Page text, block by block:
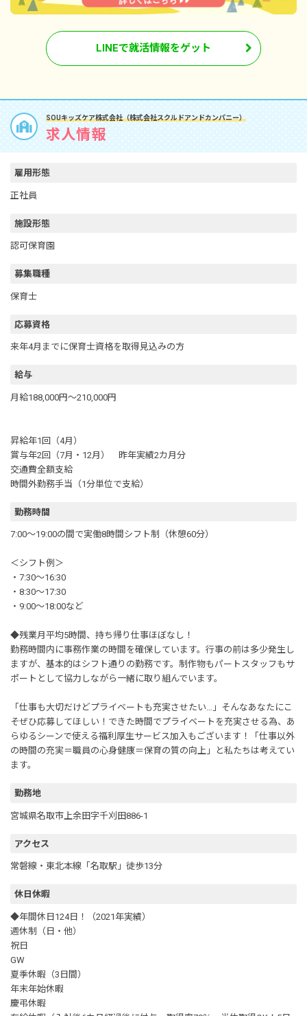
LINEで就活情報をゲット
SOUキッズケア株式会社（株式会社スクルドアンドカンパニー）
求人情報
雇用形態
正社員
施設形態
認可保育園
募集職種
保育士
応募資格
来年4月までに保育士資格を取得見込みの方
給与
月給188,000円～210,000円
昇給年1回（4月）
賞与年2回（7月・12月） 昨年実績2カ月分
交通費全額支給
時間外勤務手当（1分単位で支給）
勤務時間
7:00～19:00の間で実働8時間シフト制（休憩60分）
＜シフト例＞
・7:30～16:30
・8:30～17:30
・9:00～18:00など
◆残業月平均5時間、持ち帰り仕事ほぼなし！
勤務時間内に事務作業の時間を確保しています。行事の前は多少発生し
ますが、基本的はシフト通りの勤務です。制作物もパートスタッフもサ
ポートとして協力しながら一緒に取り組んでいます。
「仕事も大切だけどプライベートも充実させたい…」そんなあなたにこ
そぜひ応募してほしい！できた時間でプライベートを充実させる為、あ
らゆるシーンで使える福利厚生サービス加入もございます！「仕事以外
の時間の充実＝職員の心身健康＝保育の質の向上」と私たちは考えてい
ます。
勤務地
宮城県名取市上余田字千刈田886-1
アクセス
常磐線・東北本線「名取駅」徒歩13分
休日休暇
◆年間休日124日！（2021年実績）
週休制（日・他）
祝日
GW
夏季休暇（3日間）
年末年始休暇
慶弔休暇